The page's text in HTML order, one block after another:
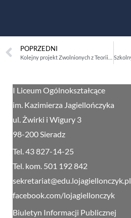
POPRZEDNI
I Liceum Ogólnokształcące
im. Kazimierza Jagiellończyka
ul. Żwirki i Wigury 3
98-200 Sieradz
Tel. 43 827-14-25
Tel. kom. 501 192 842
sekretariat@edu.lojagiellonczyk.pl
facebook.com/lojagiellonczyk
Biuletyn Informacji Publicznej